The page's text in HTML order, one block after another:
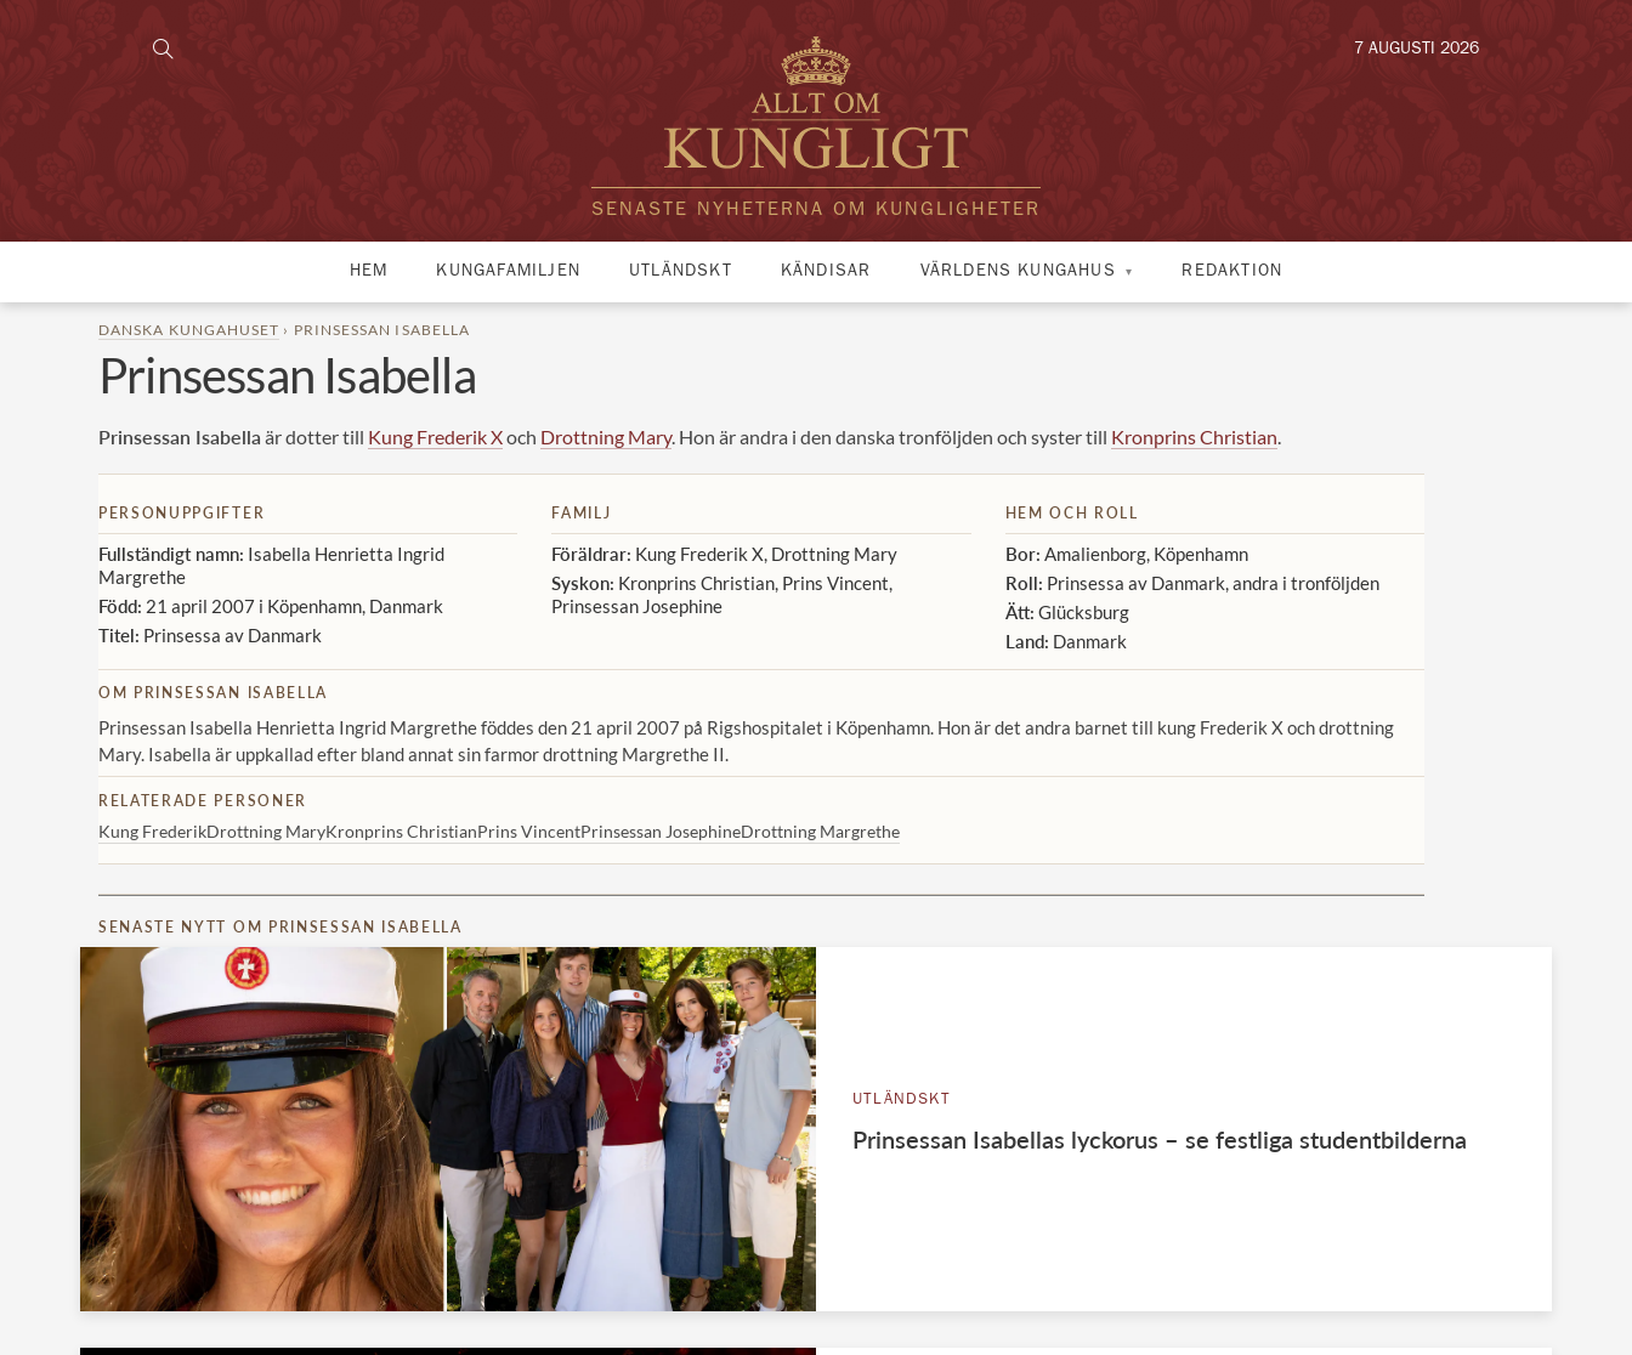
SENASTE NYHETERNA OM KUNGLIGHETER
7 AUGUSTI 2026
HEM KUNGAFAMILJEN UTLÄNDSKT KÄNDISAR VÄRLDENS KUNGAHUS REDAKTION
DANSKA KUNGAHUSET › PRINSESSAN ISABELLA
Prinsessan Isabella
Prinsessan Isabella är dotter till Kung Frederik Xoch Drottning Mary. Hon är andra i den danska tronföljden och syster till Kronprins Christian.
PERSONUPPGIFTER
Fullständigt namn: Isabella Henrietta Ingrid
Margrethe
Född: 21 april 2007 i Köpenhamn, Danmark
Titel: Prinsessa av Danmark
FAMILJ
Föräldrar: Kung Frederik X, Drottning Mary
Syskon: Kronprins Christian, Prins Vincent,
Prinsessan Josephine
HEM OCH ROLL
Bor: Amalienborg, Köpenhamn
Roll: Prinsessa av Danmark, andra i tronföljden
Ätt: Glücksburg
Land: Danmark
OM PRINSESSAN ISABELLA
Prinsessan Isabella Henrietta Ingrid Margrethe föddes den 21 april 2007 på Rigshospitalet i Köpenhamn. Hon är det andra barnet till kung Frederik X och drottning
Mary. Isabella är uppkallad efter bland annat sin farmor drottning Margrethe II.
RELATERADE PERSONER
Kung FrederikDrottning MaryKronprins ChristianPrins VincentPrinsessan JosephineDrottning Margrethe
SENASTE NYTT OM PRINSESSAN ISABELLA
UTLÄNDSKT
Prinsessan Isabellas lyckorus – se festliga studentbilderna